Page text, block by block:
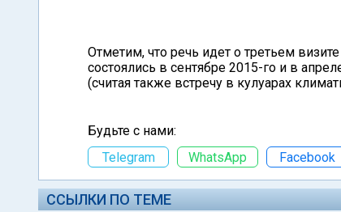
Отметим, что речь идет о третьем
состоялись в сентябре 2015-го и в
(считая также встречу в кулуарах
Будьте с нами:
Telegram
WhatsApp Facebook
ССЫЛКИ ПО ТЕМЕ